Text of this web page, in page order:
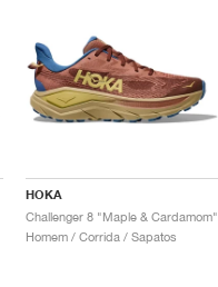
HOKA
Challenger 8 "Maple & Cardamom"
Homem / Corrida / Sapatos